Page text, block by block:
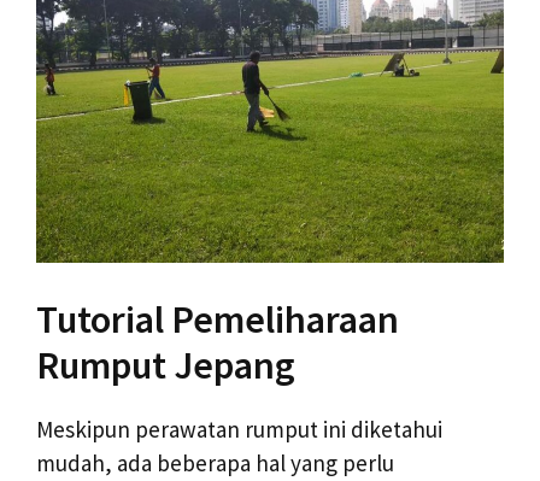
Tutorial Pemeliharaan
Rumput Jepang
Meskipun perawatan rumput ini diketahui
mudah, ada beberapa hal yang perlu